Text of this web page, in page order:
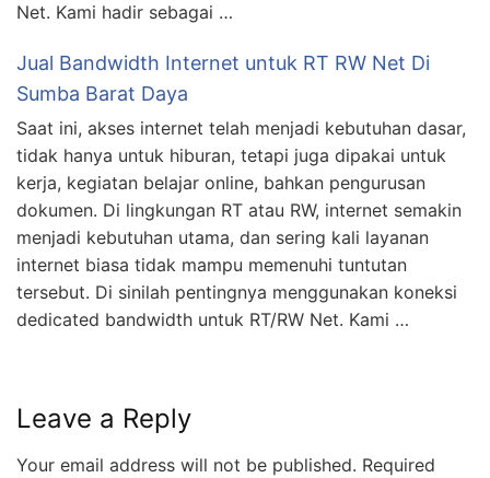
Net. Kami hadir sebagai …
Jual Bandwidth Internet untuk RT RW Net Di
Sumba Barat Daya
Saat ini, akses internet telah menjadi kebutuhan dasar,
tidak hanya untuk hiburan, tetapi juga dipakai untuk
kerja, kegiatan belajar online, bahkan pengurusan
dokumen. Di lingkungan RT atau RW, internet semakin
menjadi kebutuhan utama, dan sering kali layanan
internet biasa tidak mampu memenuhi tuntutan
tersebut. Di sinilah pentingnya menggunakan koneksi
dedicated bandwidth untuk RT/RW Net. Kami …
Leave a Reply
Your email address will not be published. Required